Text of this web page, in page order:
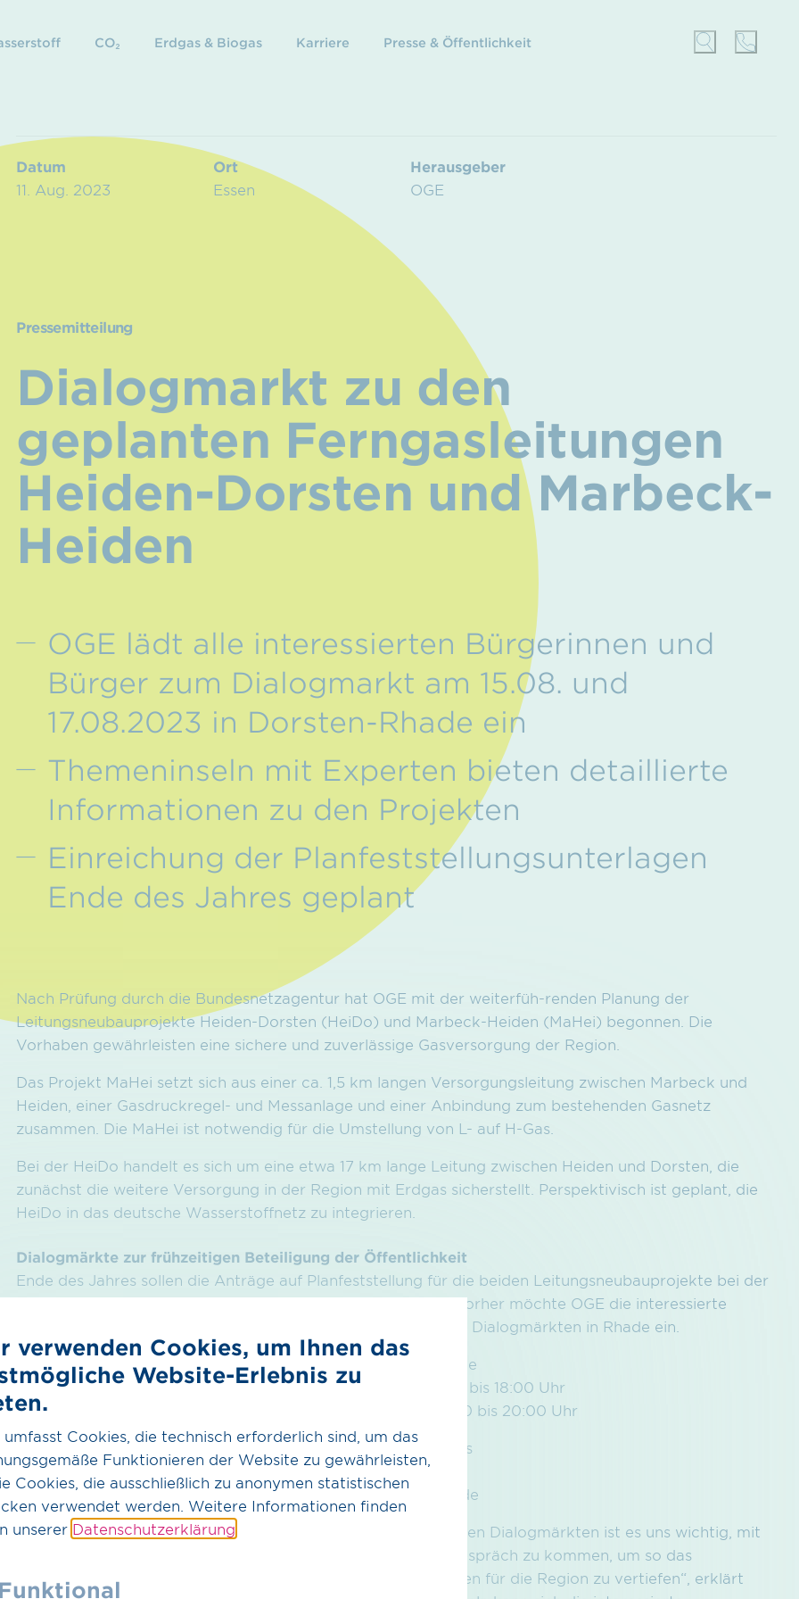
CO₂ Erdgas & Biogas Karriere Presse & Öffentlichkeit
Datum
11. Aug. 2023
Ort
Essen
Herausgeber
OGE
Pressemitteilung
Dialogmarkt zu den
geplanten Ferngasleitungen
Heiden-Dorsten und Marbeck-
Heiden
OGE lädt alle interessierten Bürgerinnen und
Bürger zum Dialogmarkt am 15.08. und
17.08.2023 in Dorsten-Rhade ein
Themeninseln mit Experten bieten detaillierte
Informationen zu den Projekten
Einreichung der Planfeststellungsunterlagen
Ende des Jahres geplant
Nach Prüfung durch die Bundesnetzagentur hat OGE mit der weiterfüh-renden Planung der
Leitungsneu­bauprojekte Heiden-Dorsten (HeiDo) und Marbeck-Heiden (MaHei) begonnen. Die
Vorhaben gewährleisten eine sichere und zuverlässige Gasversorgung der Region.
Das Projekt MaHei setzt sich aus einer ca. 1,5 km langen Versorgungs­leitung zwischen Marbeck und
Heiden, einer Gasdruckregel- und Mess­anlage und einer Anbindung zum bestehenden Gasnetz
zusammen. Die MaHei ist notwendig für die Umstellung von L- auf H-Gas.
Bei der HeiDo handelt es sich um eine etwa 17 km lange Leitung zwi­schen Heiden und Dorsten, die
zunächst die weitere Versorgung in der Region mit Erdgas sicherstellt. Perspektivisch ist geplant, die
HeiDo in das deutsche Wasserstoffnetz zu integrieren.
Dialogmärkte zur frühzeitigen Beteiligung der Öffentlichkeit
Ende des Jahres sollen die Anträge auf Planfeststellung für die beiden Leitungsneubau­projekte bei der
zuständigen Bezirksregierung Münster eingereicht werden. Vorher möchte OGE die interessierte
Öffentlichkeit beteiligen und lädt deswegen an zwei Tagen zu Dialogmärkten in Rhade ein.
Dialogmarkt in Rhade
Dienstag, 15. August 2023: 15:00 bis 18:00 Uhr
Donnerstag, 17. August 2023: 17:00 bis 20:00 Uhr
Carola-Martius-Haus
Urbanusring 17
46286 Dorsten-Rhade
Die Dialogmärkte dienen dem persönlichen Austausch. „Bei den Dialog­märkten ist es uns wichtig, mit
den interessierten Bürgerinnen und Bürgern persönlich ins Gespräch zu kommen, um so das
Verständnis über die Bedeutung der Vorhaben und den Nutzen für die Region zu vertiefen“, erklärt
verwenden Cookies, um Ihnen das
Website-Erlebnis zu
umfasst Cookies, die technisch erforderlich sind, um das
Funktionieren der Website zu gewährleisten,
Cookies, die ausschließlich zu anonymen statistischen
verwendet werden. Weitere Informationen finden
unserer Datenschutzerklärung